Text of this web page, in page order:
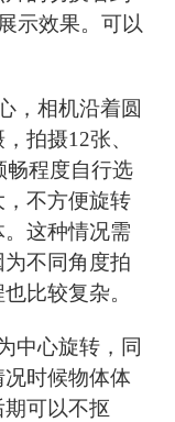
示效果。可以
，相机沿着圆
拍摄12张、
畅程度自行选
不方便旋转
这种情况需
不同角度拍
比较复杂。
中心旋转，同
时候物体体
可以不抠